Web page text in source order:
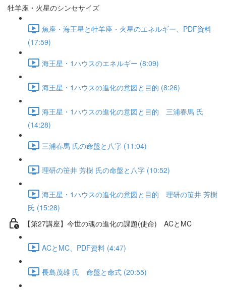
牡羊座・火星のシンセサイズ
魚座・海王星と牡羊座・火星のエネルギー、PDF資料
(17:59)
海王星・1ハウスのエネルギー (8:09)
海王星・1ハウスの進化の意図と目的 (8:26)
海王星・1ハウスの進化の意図と目的 三浦春馬 氏
(14:28)
三浦春馬 氏の命盤と八字 (11:04)
理研の笹井 芳樹 氏の命盤と八字 (10:52)
海王星・1ハウスの進化の意図と目的 理研の笹井 芳樹
氏 (15:28)
【第27講座】今世の魂の進化の課題(使命) ACとMC
ACとMC、PDF資料 (4:47)
長島茂雄 氏 命盤と命式 (20:55)